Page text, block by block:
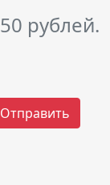
рублей.
Отправить